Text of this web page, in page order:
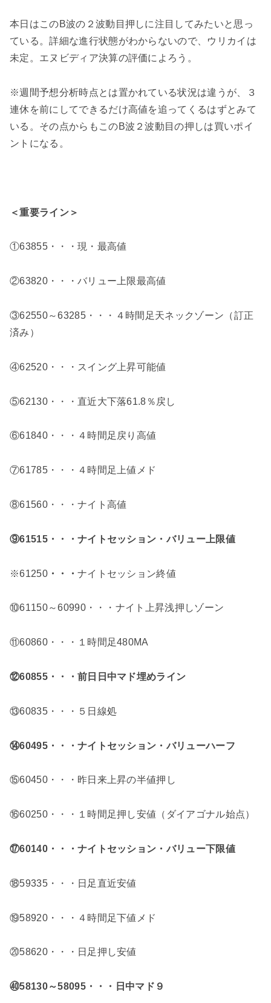
本日はこのB波の２波動目押しに注目してみたいと思っ
ている。詳細な進行状態がわからないので、ウリカイは
未定。エヌビディア決算の評価によろう。
※週間予想分析時点とは置かれている状況は違うが、３
連休を前にしてできるだけ高値を追ってくるはずとみて
いる。その点からもこのB波２波動目の押しは買いポイ
ントになる。
＜重要ライン＞
①63855・・・現・最高値
②63820・・・バリュー上限最高値
③62550～63285・・・４時間足天ネックゾーン（訂正
済み）
④62520・・・スイング上昇可能値
⑤62130・・・直近大下落61.8％戻し
⑥61840・・・４時間足戻り高値
⑦61785・・・４時間足上値メド
⑧61560・・・ナイト高値
⑨61515・・・ナイトセッション・バリュー上限値
※61250・・・ ナイトセッション終値
⑩61150～60990・・・ナイト上昇浅押しゾーン
⑪60860・・・１時間足480MA
⑫60855・・・前日日中マド埋めライン
⑬60835・・・５日線処
⑭60495・・・ナイトセッション・バリューハーフ
⑮60450・・・昨日来上昇の半値押し
⑯60250・・・１時間足押し安値（ダイアゴナル始点）
⑰60140・・・ナイトセッション・バリュー下限値
⑱59335・・・日足直近安値
⑲58920・・・４時間足下値メド
⑳58620・・・日足押し安値
㊵58130～58095・・・日中マド９